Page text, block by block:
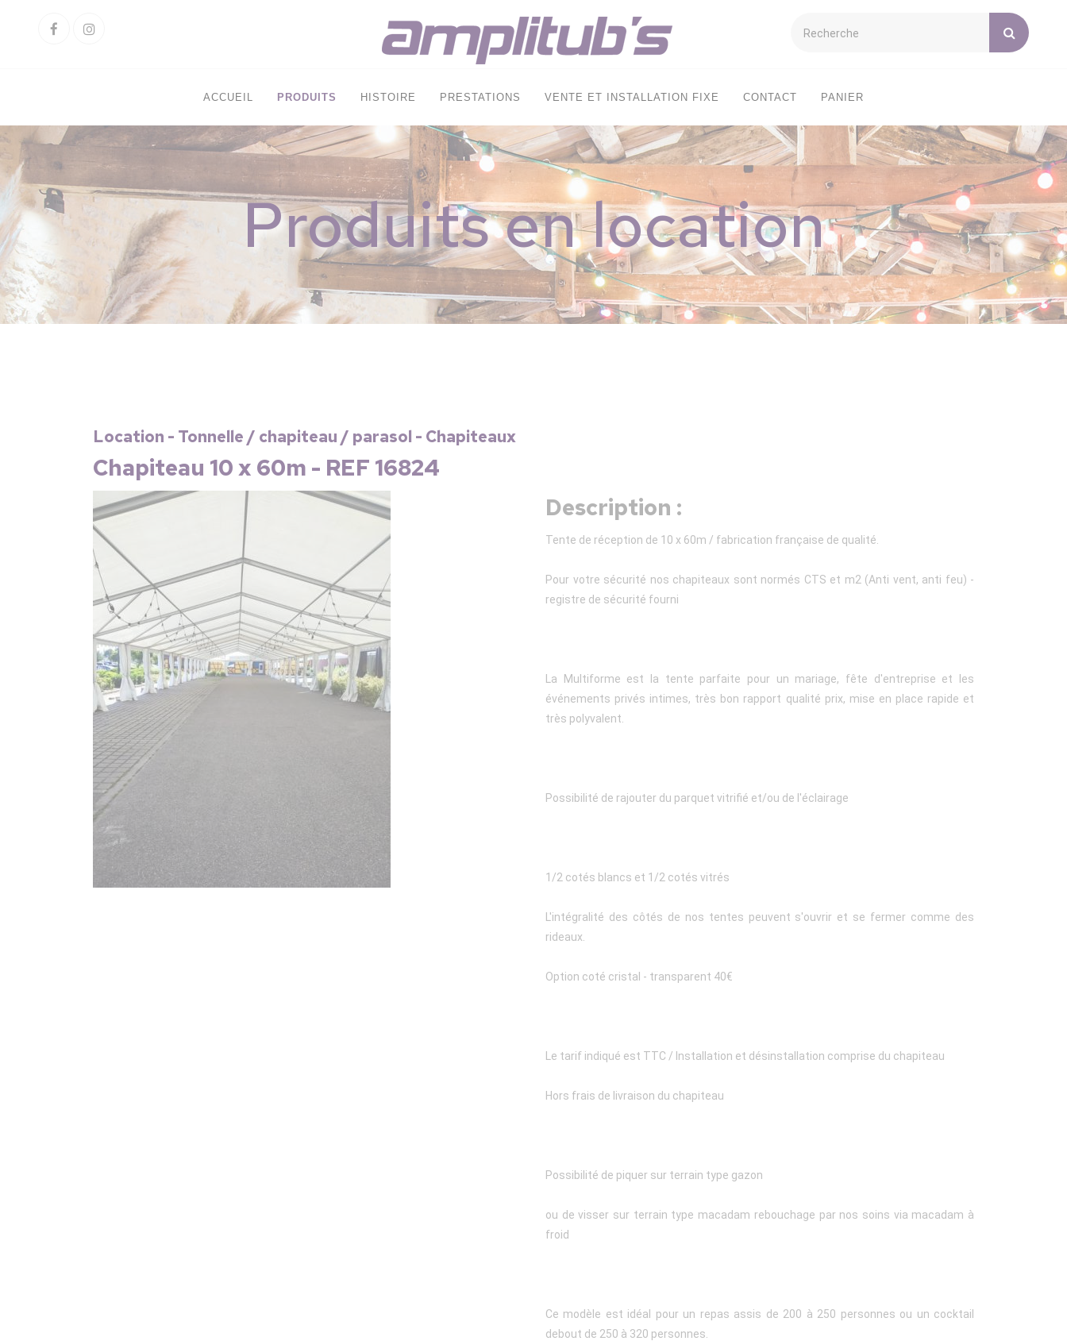
FacebookInstagram
ACCUEIL PRODUITS HISTOIRE PRESTATIONS VENTE ET INSTALLATION FIXE CONTACT PANIER
Produits en location
Location - Tonnelle / chapiteau / parasol - Chapiteaux
Chapiteau 10 x 60m - REF 16824
Description :
Tente de réception de 10 x 60m / fabrication française de qualité.
Pour votre sécurité nos chapiteaux sont normés CTS et m2 (Anti vent, anti feu) -
registre de sécurité fourni
La Multiforme est la tente parfaite pour un mariage, fête d'entreprise et les
événements privés intimes, très bon rapport qualité prix, mise en place rapide et
très polyvalent.
Possibilité de rajouter du parquet vitrifié et/ou de l'éclairage
1/2 cotés blancs et 1/2 cotés vitrés
L'intégralité des côtés de nos tentes peuvent s'ouvrir et se fermer comme des
rideaux.
Option coté cristal - transparent 40€
Le tarif indiqué est TTC / Installation et désinstallation comprise du chapiteau
Hors frais de livraison du chapiteau
Possibilité de piquer sur terrain type gazon
ou de visser sur terrain type macadam rebouchage par nos soins via macadam à
froid
Ce modèle est idéal pour un repas assis de 200 à 250 personnes ou un cocktail
debout de 250 à 320 personnes.